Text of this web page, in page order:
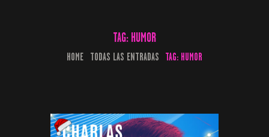
TAG: HUMOR
HOME TODAS LAS ENTRADAS TAG: HUMOR
APPS & HERRAMIENTAS
CIBERSEGURIDAD